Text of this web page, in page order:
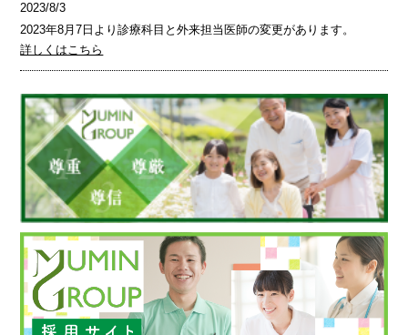
2023/8/3
2023年8月7日より診療科目と外来担当医師の変更があります。
詳しくはこちら